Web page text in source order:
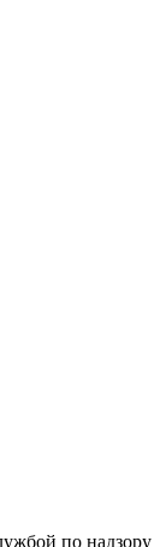
по надзору